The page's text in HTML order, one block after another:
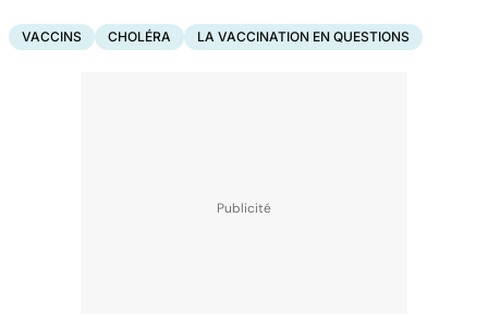
VACCINS CHOLÉRA LA VACCINATION EN QUESTIONS